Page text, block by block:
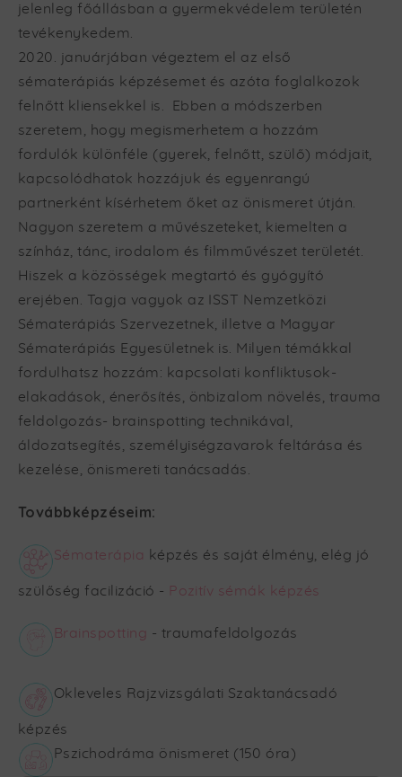
jelenleg főállásban a gyermekvédelem területén
tevékenykedem.
2020. januárjában végeztem el az első
sématerápiás képzésemet és azóta foglalkozok
felnőtt kliensekkel is. Ebben a módszerben
szeretem, hogy megismerhetem a hozzám
fordulók különféle (gyerek, felnőtt, szülő) módjait,
kapcsolódhatok hozzájuk és egyenrangú
partnerként kísérhetem őket az önismeret útján.
Nagyon szeretem a művészeteket, kiemelten a
színház, tánc, irodalom és filmművészet területét.
Hiszek a közösségek megtartó és gyógyító
erejében. Tagja vagyok az ISST Nemzetközi
Sématerápiás Szervezetnek, illetve a Magyar
Sématerápiás Egyesületnek is. Milyen témákkal
fordulhatsz hozzám: kapcsolati konfliktusok-
elakadások, énerősítés, önbizalom növelés, trauma
feldolgozás- brainspotting technikával,
áldozatsegítés, személyiségzavarok feltárása és
kezelése, önismereti tanácsadás.
Továbbképzéseim:
Sématerápia képzés és saját élmény, elég jó
szülőség facilizáció - Pozitív sémák képzés
Brainspotting - traumafeldolgozás
Okleveles Rajzvizsgálati Szaktanácsadó
képzés
Pszichodráma önismeret (150 óra)